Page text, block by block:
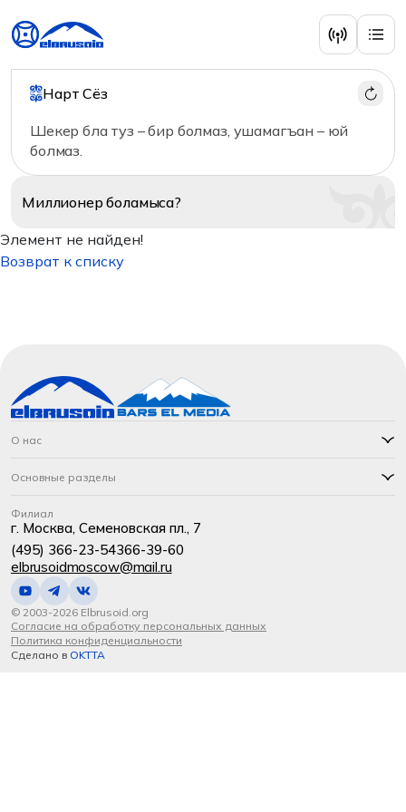
Нарт Сёз
Шекер бла туз – бир болмаз, ушамагъан – юй
болмаз.
Миллионерболамыса?
Элемент не найден!
Возврат к списку
О нас
Основные разделы
Филиал
г. Москва, Семеновская пл., 7
(495) 366-23-54366-39-60
elbrusoidmoscow@mail.ru
© 2003-2026 Elbrusoid.org
Согласие на обработку персональных данных
Политика конфиденциальности
Сделано в OKTTA